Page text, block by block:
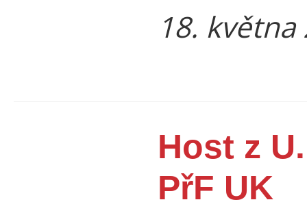
18. května
Host z
PřF UK